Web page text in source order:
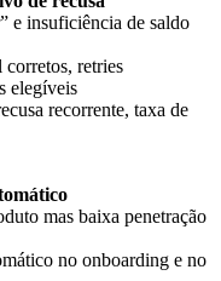
e insuficiência de saldo
corretos, retries
recorrente, taxa de
mas baixa penetração
no onboarding e no